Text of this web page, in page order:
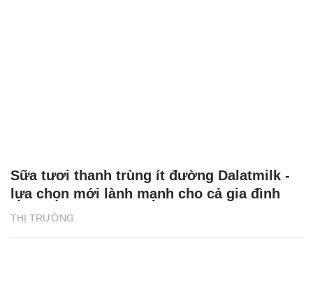
THỊ TRƯỜNG
Sữa tươi thanh trùng ít đường Dalatmilk -
lựa chọn mới lành mạnh cho cả gia đình